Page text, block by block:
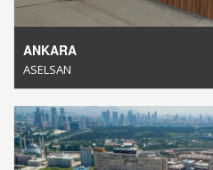
ANKARA
ASELSAN